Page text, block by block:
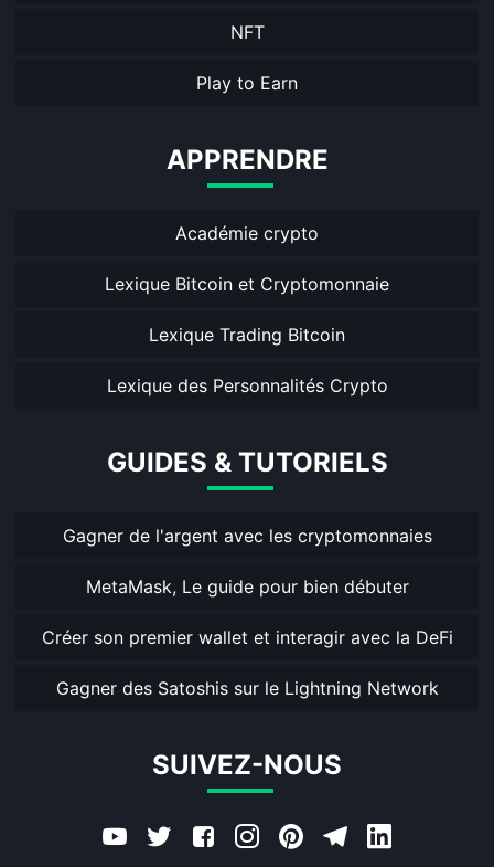
NFT
Play to Earn
APPRENDRE
Académie crypto
Lexique Bitcoin et Cryptomonnaie
Lexique Trading Bitcoin
Lexique des Personnalités Crypto
GUIDES & TUTORIELS
Gagner de l'argent avec les cryptomonnaies
MetaMask, Le guide pour bien débuter
Créer son premier wallet et interagir avec la DeFi
Gagner des Satoshis sur le Lightning Network
SUIVEZ-NOUS